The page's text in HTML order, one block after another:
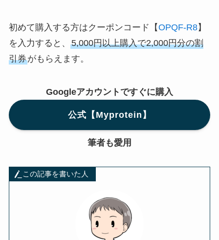
初めて購入する方はクーポンコード【OPQF-R8】
を入力すると、 5,000円以上購入で2,000円分の割
引券がもらえます。
Googleアカウントですぐに購入
公式【Myprotein】
筆者も愛用
この記事を書いた人